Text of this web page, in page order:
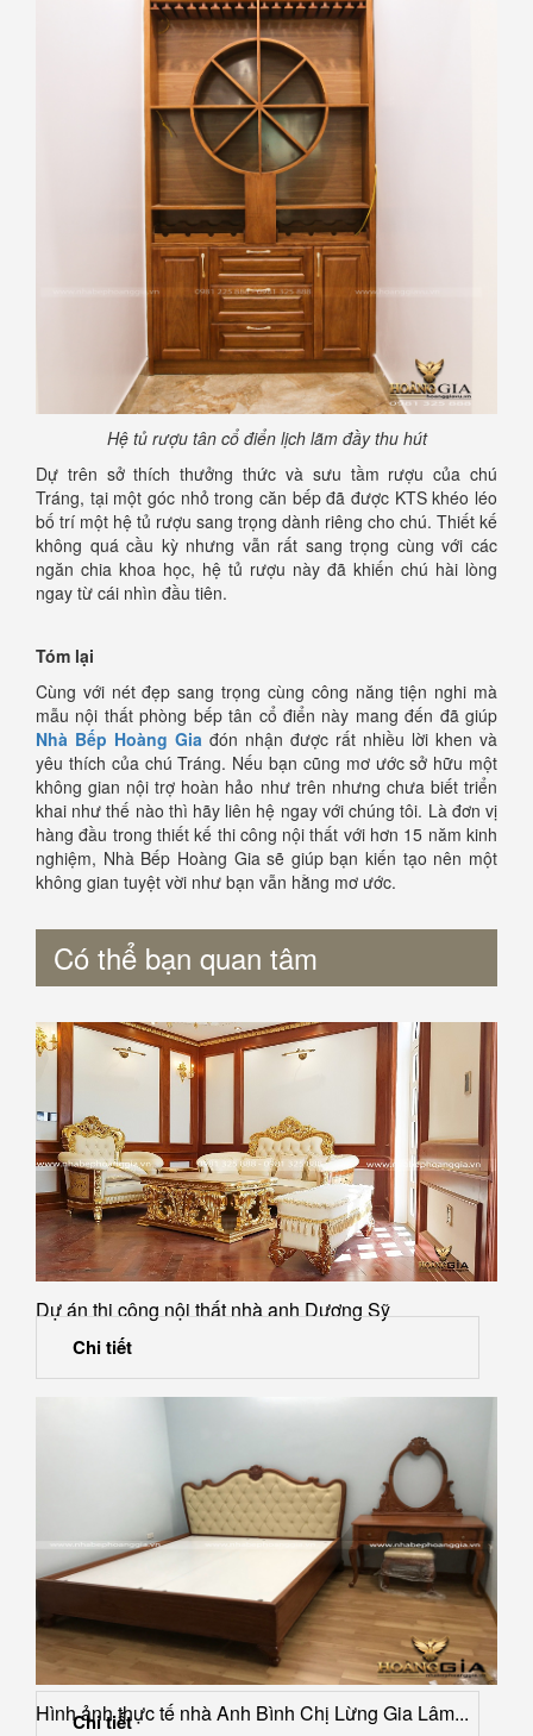
Hệ tủ rượu tân cổ điển lịch lãm đầy thu hút
Dự trên sở thích thưởng thức và sưu tầm rượu của chú
Tráng, tại một góc nhỏ trong căn bếp đã được KTS khéo léo
bố trí một hệ tủ rượu sang trọng dành riêng cho chú. Thiết kế
không quá cầu kỳ nhưng vẫn rất sang trọng cùng với các
ngăn chia khoa học, hệ tủ rượu này đã khiến chú hài lòng
ngay từ cái nhìn đầu tiên.
Tóm lại
Cùng với nét đẹp sang trọng cùng công năng tiện nghi mà
mẫu nội thất phòng bếp tân cổ điển này mang đến đã giúp
Nhà Bếp Hoàng Gia đón nhận được rất nhiều lời khen và
yêu thích của chú Tráng. Nếu bạn cũng mơ ước sở hữu một
không gian nội trợ hoàn hảo như trên nhưng chưa biết triển
khai như thế nào thì hãy liên hệ ngay với chúng tôi. Là đơn vị
hàng đầu trong thiết kế thi công nội thất với hơn 15 năm kinh
nghiệm, Nhà Bếp Hoàng Gia sẽ giúp bạn kiến tạo nên một
không gian tuyệt vời như bạn vẫn hằng mơ ước.
Có thể bạn quan tâm
Dự án thi công nội thất nhà anh Dương Sỹ
Chi tiết
Hình ảnh thực tế nhà Anh Bình Chị Lừng Gia Lâm...
Chi tiết